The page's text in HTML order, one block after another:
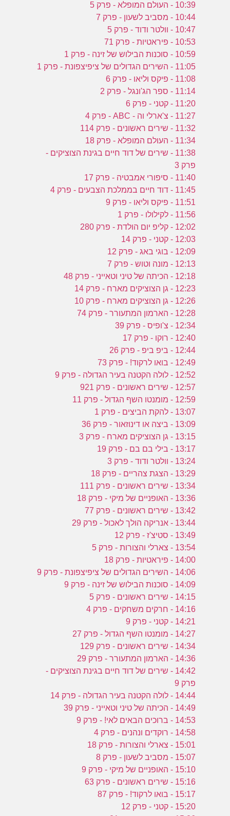
10:39 - העולם המופלא - פרק 5
10:44 - מסביב לשעון - פרק 7
10:47 - וולטר ודוד - פרק 5
10:53 - פיראטיות - פרק 71
10:59 - סוכנות הבילוש של זינה - פרק 1
11:05 - השירים הגדולים של ציפיצפונת - פרק 1
11:08 - פיקס וליאו - פרק 6
11:14 - ספר הג'ונגל - פרק 2
11:20 - קטני - פרק 6
11:27 - צ'ארלי וה - ABC - פרק 4
11:32 - שירים ראשונים - פרק 114
11:34 - העולם המופלא - פרק 18
11:38 - שירים של דוד חיים בגינת הצוציקים -
פרק 3
11:40 - סיפורי אמבטיה - פרק 17
11:45 - דוד חיים בממלכת הצבעים - פרק 4
11:51 - פיקס וליאו - פרק 9
11:56 - לקילולו - פרק 1
12:02 - קליפ יום הולדת - פרק 280
12:03 - קטני - פרק 14
12:09 - בוגי באג - פרק 12
12:13 - מונה וטוש - פרק 7
12:18 - הכיתה של טיני וטאייני - פרק 48
12:23 - גן הצוציקים מארח - פרק 14
12:26 - גן הצוציקים מארח - פרק 10
12:28 - הארמון המתעורר - פרק 74
12:34 - צ'ופיס - פרק 39
12:40 - רוקו - פרק 17
12:44 - ביפ ביפ - פרק 26
12:49 - בואו לרקוד! - פרק 73
12:52 - לולה הקטנה בעיר הגדולה - פרק 9
12:57 - שירים ראשונים - פרק 921
12:59 - מומנטו השף הגדול - פרק 11
13:07 - להקת הביצים - פרק 1
13:09 - ביצה או דינוזאור - פרק 36
13:15 - גן הצוציקים מארח - פרק 3
13:17 - בילי בם בם - פרק 19
13:24 - וולטר ודוד - פרק 3
13:29 - הצגת צהריים - פרק 18
13:34 - שירים ראשונים - פרק 111
13:36 - האופניים של מיקי - פרק 18
13:42 - שירים ראשונים - פרק 77
13:44 - אנריקה הולך לאכול - פרק 29
13:49 - סטיצ'ז - פרק 12
13:54 - צארלי והצורות - פרק 5
14:00 - פיראטיות - פרק 18
14:06 - השירים הגדולים של ציפיצפונת - פרק 9
14:09 - סוכנות הבילוש של זינה - פרק 9
14:15 - שירים ראשונים - פרק 5
14:16 - חרקים משחקים - פרק 4
14:21 - קטני - פרק 9
14:27 - מומנטו השף הגדול - פרק 27
14:34 - שירים ראשונים - פרק 129
14:36 - הארמון המתעורר - פרק 29
14:42 - שירים של דוד חיים בגינת הצוציקים -
פרק 9
14:44 - לולה הקטנה בעיר הגדולה - פרק 14
14:49 - הכיתה של טיני וטאייני - פרק 39
14:53 - ברוכים הבאים לאי! - פרק 9
14:58 - רוקדים ונהנים - פרק 4
15:01 - צארלי והצורות - פרק 18
15:07 - מסביב לשעון - פרק 8
15:10 - האופניים של מיקי - פרק 9
15:16 - שירים ראשונים - פרק 63
15:17 - בואו לרקוד! - פרק 87
15:20 - קטני - פרק 12